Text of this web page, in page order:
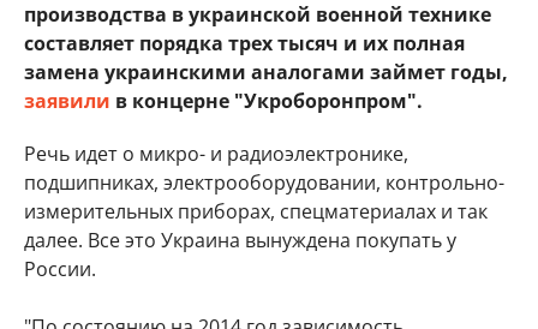
производства в украинской военной технике
составляет порядка трех тысяч и их полная
замена украинскими аналогами займет годы,
заявили в концерне "Укроборонпром".
Речь идет о микро- и радиоэлектронике,
подшипниках, электрооборудовании, контрольно-
измерительных приборах, спецматериалах и так
далее. Все это Украина вынуждена покупать у
России.